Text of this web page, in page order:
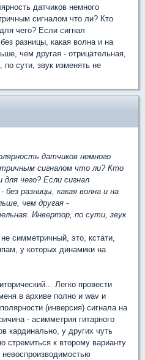
датчиков немного
сигналом что ли? Кто
чего? Если сигнал
разницы, какая волна и на
чем другая - отрицательная,
сути, звук изменять не
датчиков немного
сигналом что ли? Кто
чего? Если сигнал
разницы, какая волна и на
чем другая -
Инвертор, по сути, звук
симметричный, это, кстати,
у которых динамики на
Легко провести
в архиве полно и wav и
(инверсия) сигнала на
- асимметрия гитарного
кардинально, у других чуть
к второму варианту